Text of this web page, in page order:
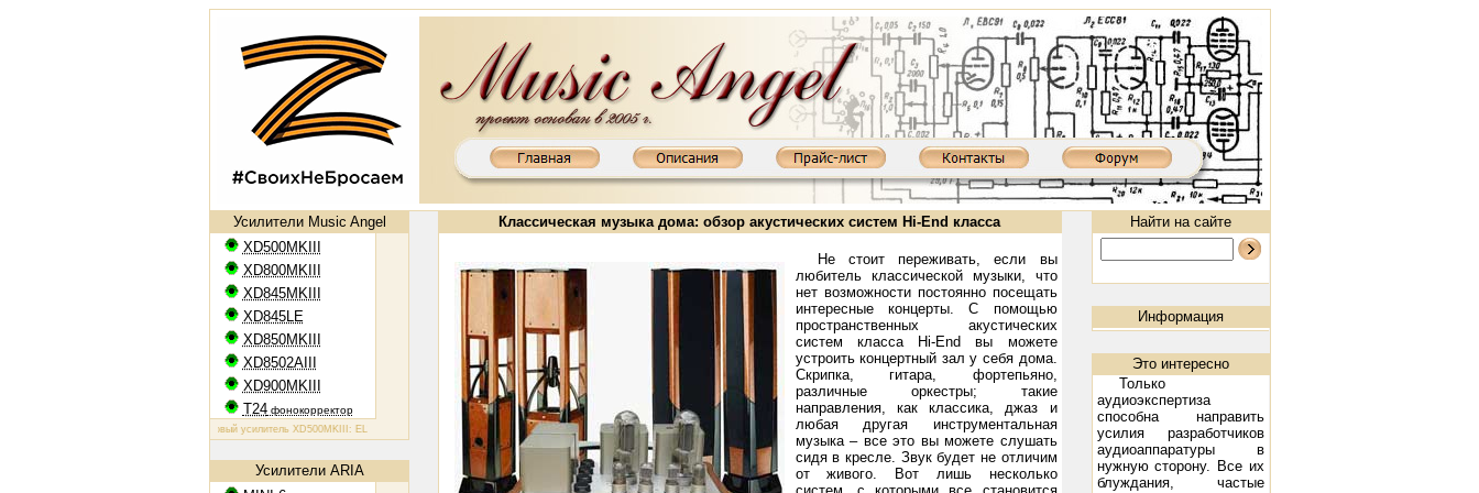
Усилители Music Angel
XD500MKIII
XD800MKIII
XD845MKIII
XD845LE
XD850MKIII
XD8502AIII
XD900MKIII
T24фонокорректор
Ламповый усилитель XD500MKIII: EL34, 2х50 Вт Ламповый усилитель XD800MKIII: KT88, 2х65 ВтЛамповый усилитель XD845MKIII: 845, 2х20 Вт Ламповый усилитель XD850MKIII: 300B, 2х9 Вт Ламповый усилитель XD8502AIII: 300B, 2х9 Вт
Усилители ARIA
Классическая музыка дома: обзор акустических систем Hi-End класса
Не стоит переживать, если вы
любитель классической музыки, что
нет возможности постоянно посещать
интересные концерты. С помощью
пространственных акустических
систем класса Hi-End вы можете
устроить концертный зал у себя дома.
Скрипка, гитара, фортепьяно,
различные оркестры; такие
направления, как классика, джаз и
любая другая инструментальная
музыка – все это вы можете слушать
сидя в кресле. Звук будет не отличим
от живого. Вот лишь несколько
Найти на сайте
Информация
Это интересно
Только
аудиоэкспертиза
способна направить
усилия разработчиков
аудиоаппаратуры в
нужную сторону. Все их
блуждания, частые